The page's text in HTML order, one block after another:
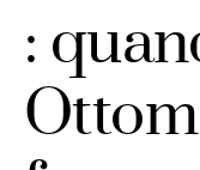
: